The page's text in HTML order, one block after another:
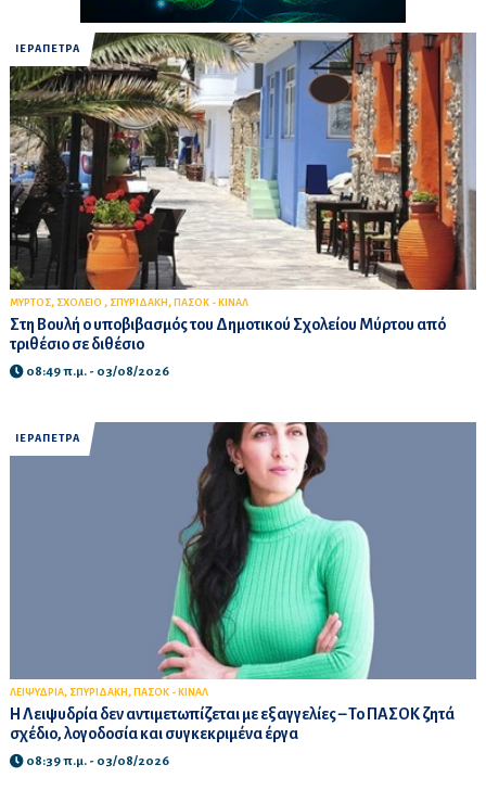
ΙΕΡΑΠΕΤΡΑ
ΜΥΡΤΟΣ, ΣΧΟΛΕΙΟ , ΣΠΥΡΙΔΑΚΗ , ΠΑΣΟΚ - ΚΙΝΑΛ
Στη Βουλή ο υποβιβασμός του Δημοτικού Σχολείου Μύρτου από
τριθέσιο σε διθέσιο
08:49 π.μ. - 03/08/2026
ΙΕΡΑΠΕΤΡΑ
ΛΕΙΨΥΔΡΙΑ, ΣΠΥΡΙΔΑΚΗ , ΠΑΣΟΚ - ΚΙΝΑΛ
Η Λειψυδρία δεν αντιμετωπίζεται με εξαγγελίες – Το ΠΑΣΟΚ ζητά
σχέδιο, λογοδοσία και συγκεκριμένα έργα
08:39 π.μ. - 03/08/2026